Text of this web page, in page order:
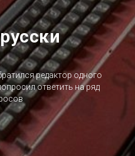
редактор одного
ответить на ряд